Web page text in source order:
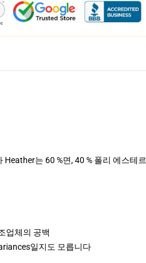
는 60 %면, 40 % 폴리 에스테르
업체의 공백
일지도 모릅니다